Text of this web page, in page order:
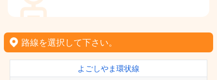
路線を選択して下さい。
よごしやま環状線